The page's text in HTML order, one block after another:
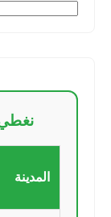
نغطي
المدينة